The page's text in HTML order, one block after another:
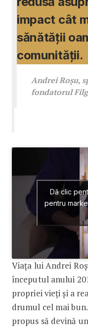
impact cât
sănătății
comunității.
Andrei Roșu,
fondatorul
Dă clic
pentru
Viața lui Andrei
începutul anului
propriei vieți și a
drumul cel mai
propus să devină